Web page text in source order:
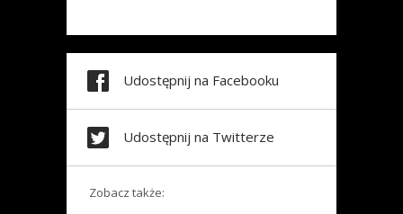
Udostępnij na Facebooku
Udostępnij na Twitterze
Zobacz także: